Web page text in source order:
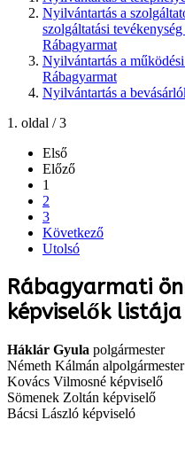
Nyilvántartás a
szolgáltatási
Rábagyarmat
Nyilvántartás a
Rábagyarmat
Nyilvántartás a
1. oldal / 3
Első
Előző
1
2
3
Következő
Utolsó
Rábagyarmati
képviselők listája
Háklár Gyula polgármester
Németh Kálmán alpolgármester
Kovács Vilmosné képviselő
Sömenek Zoltán képviselő
Bácsi László képviseló